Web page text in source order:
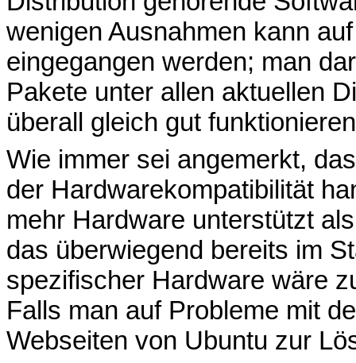
wenigen Ausnahmen kann
eingegangen werden; man
Pakete unter allen aktuellen
überall gleich gut
Wie immer sei angemerkt,
der Hardwarekompatibilität
mehr Hardware unterstützt
das überwiegend bereits im
spezifischer Hardware wäre
Falls man auf Probleme mit
Webseiten von Ubuntu zur